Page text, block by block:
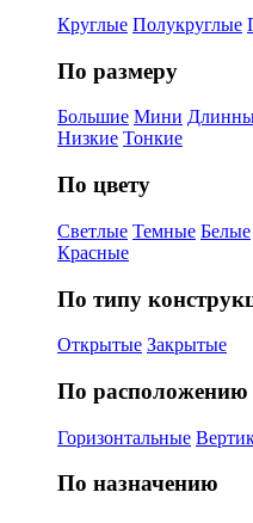
Круглые Полукруглые
По размеру
Большие Мини
Низкие Тонкие
По цвету
Светлые Темные Белые
Красные
По типу
Открытые Закрытые
По расположению
Горизонтальные
По назначению